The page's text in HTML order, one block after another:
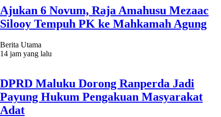
Ajukan 6 Novum, Raja Amahusu Mezaac
Silooy Tempuh PK ke Mahkamah Agung
Berita Utama
14 jam yang lalu
DPRD Maluku Dorong Ranperda Jadi
Payung Hukum Pengakuan Masyarakat
Adat